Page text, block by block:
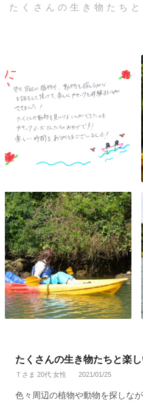
たくさんの生き物たち
たくさんの生き物たちと楽
Ｔさま 20代 女性 2021/01/25
色々周辺の植物や動物を探しな